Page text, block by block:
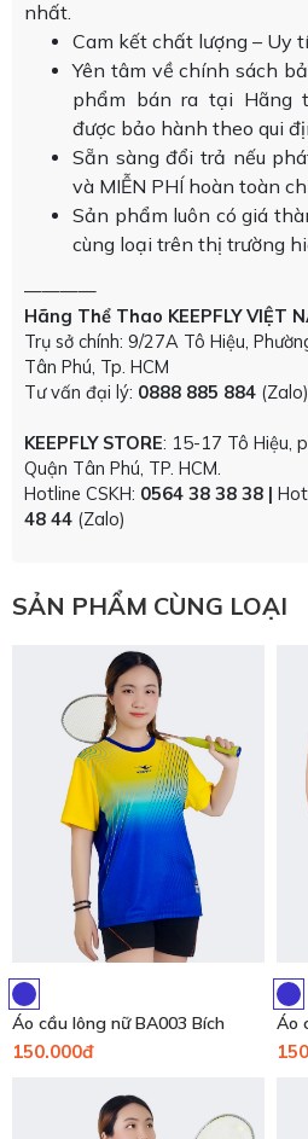
nhất.
Cam kết chất lượng – Uy
Yên tâm về chính sách
phẩm bán ra tại Hãng
được bảo hành theo qui
Sẵn sàng đổi trả nếu
và MIỄN PHÍ hoàn toàn
Sản phẩm luôn có giá
cùng loại trên thị trường
————
Hãng Thể Thao KEEPFLY VIỆT
Trụ sở chính: 9/27A Tô Hiệu,
Tân Phú, Tp. HCM
Tư vấn đại lý: 0888 885 884 (Zalo)
KEEPFLY STORE: 15-17 Tô Hiệu,
Quận Tân Phú, TP. HCM.
Hotline CSKH: 0564 38 38 38 |
48 44 (Zalo)
SẢN PHẨM CÙNG LOẠI
Áo cầu lông nữ BA003 Bích
150.000đ
Áo